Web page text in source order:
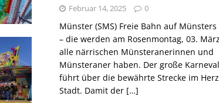
Februar 14, 2025 0
Münster (SMS) Freie Bahn auf
– die werden am Rosenmontag, 03.
alle närrischen Münsteranerinnen und
Münsteraner haben. Der große
führt über die bewährte Strecke im
Stadt. Damit der […]